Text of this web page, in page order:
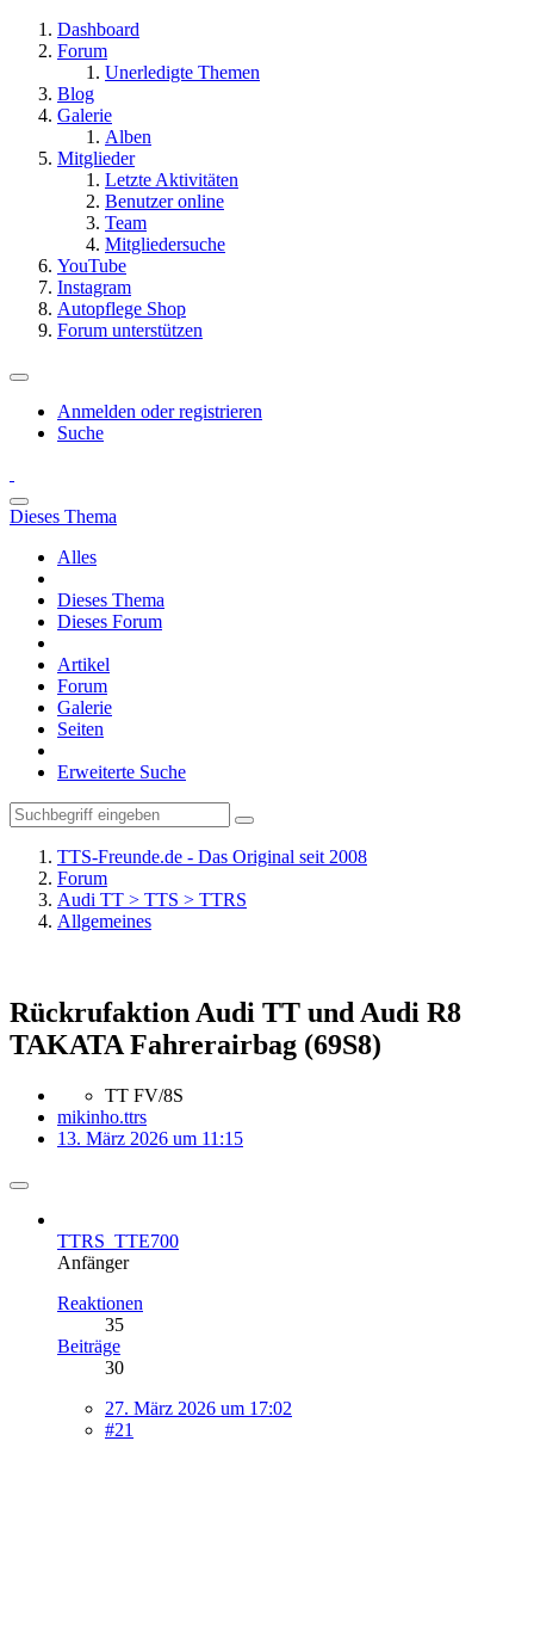
Dashboard
Forum
Unerledigte Themen
Blog
Galerie
Alben
Mitglieder
Letzte Aktivitäten
Benutzer online
Team
Mitgliedersuche
YouTube
Instagram
Autopflege Shop
Forum unterstützen
Anmelden oder registrieren
Suche
Dieses Thema
Alles
Dieses Thema
Dieses Forum
Artikel
Forum
Galerie
Seiten
Erweiterte Suche
TTS-Freunde.de - Das Original seit 2008
Forum
Audi TT > TTS > TTRS
Allgemeines
Rückrufaktion Audi TT und Audi R8
TAKATA Fahrerairbag (69S8)
TT FV/8S
mikinho.ttrs
13. März 2026 um 11:15
TTRS_TTE700
Anfänger
Reaktionen
35
Beiträge
30
27. März 2026 um 17:02
#21